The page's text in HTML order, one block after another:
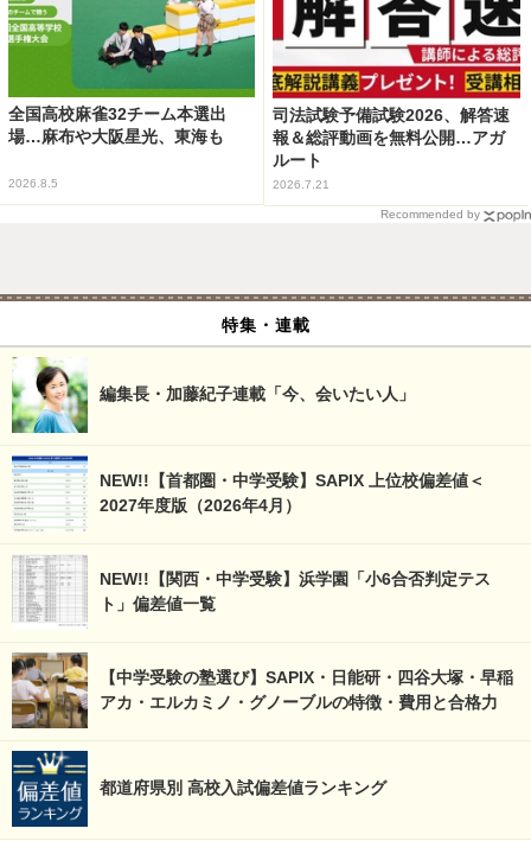
全国高校麻雀32チーム本選出
場…麻布や大阪星光、東海も
2026.8.5
司法試験予備試験2026、解答速
報＆総評動画を無料公開…アガ
ルート
2026.7.21
Recommended by
特集・連載
編集長・加藤紀子連載「今、会いたい人」
NEW!!【首都圏・中学受験】SAPIX 上位校偏差値＜
2027年度版（2026年4月）
NEW!!【関西・中学受験】浜学園「小6合否判定テス
ト」偏差値一覧
【中学受験の塾選び】SAPIX・日能研・四谷大塚・早稲
アカ・エルカミノ・グノーブルの特徴・費用と合格力
都道府県別 高校入試偏差値ランキング